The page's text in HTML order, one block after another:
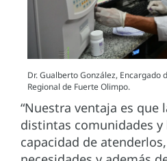
Dr. Gualberto González, Encargado
Regional de Fuerte Olimpo.
“Nuestra ventaja es que
distintas comunidades
capacidad de